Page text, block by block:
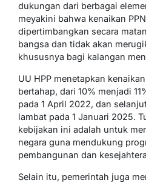
dukungan dari berbagai
meyakini bahwa kenaikan
dipertimbangkan secara
bangsa dan tidak akan
khususnya bagi kalangan
UU HPP menetapkan
bertahap, dari 10% menjadi
pada 1 April 2022, dan
lambat pada 1 Januari 2025.
kebijakan ini adalah untuk
negara guna mendukung
pembangunan dan
Selain itu, pemerintah juga